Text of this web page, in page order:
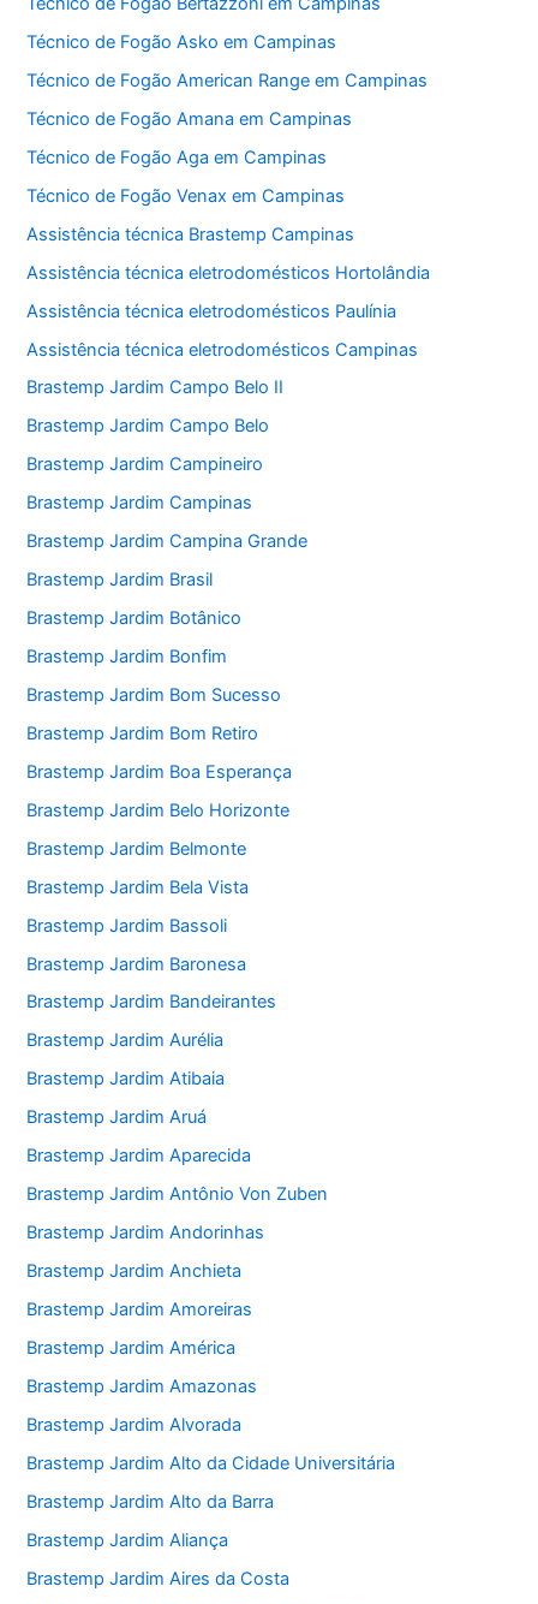
Técnico de Fogão Asko em Campinas
Técnico de Fogão American Range em Campinas
Técnico de Fogão Amana em Campinas
Técnico de Fogão Aga em Campinas
Técnico de Fogão Venax em Campinas
Assistência técnica Brastemp Campinas
Assistência técnica eletrodomésticos Hortolândia
Assistência técnica eletrodomésticos Paulínia
Assistência técnica eletrodomésticos Campinas
Brastemp Jardim Campo Belo II
Brastemp Jardim Campo Belo
Brastemp Jardim Campineiro
Brastemp Jardim Campinas
Brastemp Jardim Campina Grande
Brastemp Jardim Brasil
Brastemp Jardim Botânico
Brastemp Jardim Bonfim
Brastemp Jardim Bom Sucesso
Brastemp Jardim Bom Retiro
Brastemp Jardim Boa Esperança
Brastemp Jardim Belo Horizonte
Brastemp Jardim Belmonte
Brastemp Jardim Bela Vista
Brastemp Jardim Bassoli
Brastemp Jardim Baronesa
Brastemp Jardim Bandeirantes
Brastemp Jardim Aurélia
Brastemp Jardim Atibaia
Brastemp Jardim Aruá
Brastemp Jardim Aparecida
Brastemp Jardim Antônio Von Zuben
Brastemp Jardim Andorinhas
Brastemp Jardim Anchieta
Brastemp Jardim Amoreiras
Brastemp Jardim América
Brastemp Jardim Amazonas
Brastemp Jardim Alvorada
Brastemp Jardim Alto da Cidade Universitária
Brastemp Jardim Alto da Barra
Brastemp Jardim Aliança
Brastemp Jardim Aires da Costa